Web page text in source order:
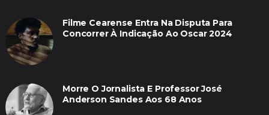
Filme Cearense Entra Na Disputa Para
Concorrer À Indicação Ao Oscar 2024
Morre O Jornalista E Professor José
Anderson Sandes Aos 68 Anos